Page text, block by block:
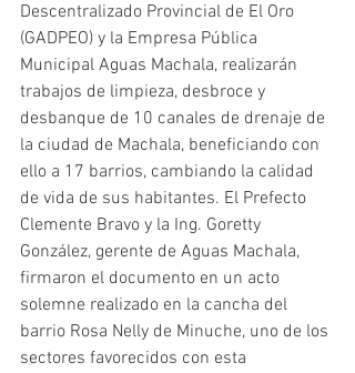
Descentralizado Provincial de El Oro
(GADPEO) y la Empresa Pública
Municipal Aguas Machala, realizarán
trabajos de limpieza, desbroce y
desbanque de 10 canales de drenaje de
la ciudad de Machala, beneficiando con
ello a 17 barrios, cambiando la calidad
de vida de sus habitantes. El Prefecto
Clemente Bravo y la Ing. Goretty
González, gerente de Aguas Machala,
firmaron el documento en un acto
solemne realizado en la cancha del
barrio Rosa Nelly de Minuche, uno de los
sectores favorecidos con esta